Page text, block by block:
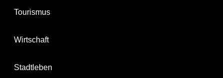
Tourismus
Wirtschaft
Stadtleben